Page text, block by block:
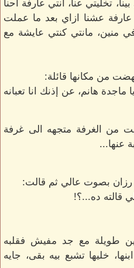
تخليتي عنا، انتي عارفة احنا
عارفة عشنا ازاي بعد ما عملت
منين، مانتي كنتي عايشة مع
من مكانها قائلة:
هانم، عن إذنك انا تعبانه
من الغرفة متجهه الى غرفة
عنها...
بصوت عالي ثم قالت:
قالته ده...؟!
طويلة مع جد مفيش فقلبه
خليها تشبع بيه بقى، جايه